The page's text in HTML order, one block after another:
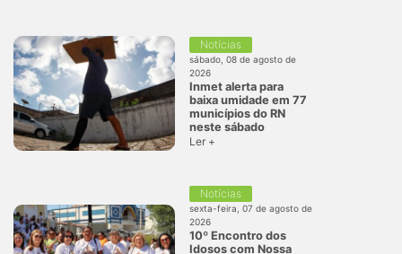
Notícias
sábado, 08 de agosto de
2026
Inmet alerta para
baixa umidade em 77
municípios do RN
neste sábado
Ler +
Notícias
sexta-feira, 07 de agosto de
2026
10º Encontro dos
Idosos com Nossa